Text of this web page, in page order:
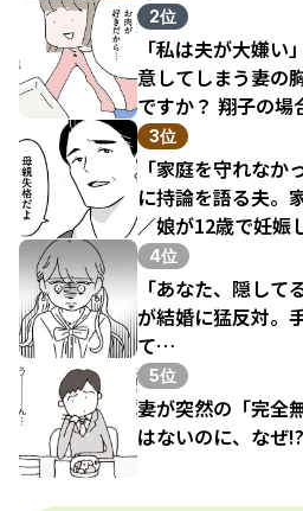
結果（1）
2位
「私は夫が大嫌い
意してしまう妻の
ですか？ 翔子の場
3位
「家庭を守れなか
に持論を語る夫。
／娘が12歳で妊娠
4位
「あなた、隠し
が結婚に猛反対。
て…
5位
妻が突然の「完全
はないのに、なぜ!?